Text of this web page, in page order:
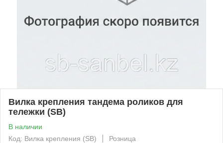
Вилка крепления тандема роликов для
тележки (SB)
В наличии
Код: Вилка крепления (SB)
Розница